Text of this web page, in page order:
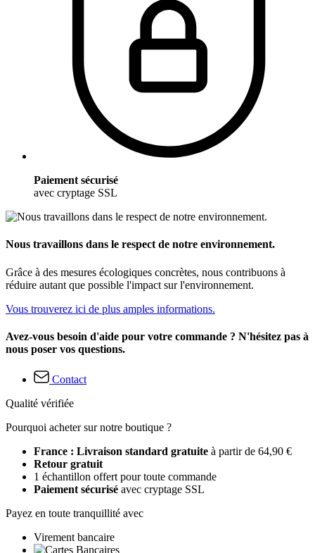
Paiement sécurisé
avec cryptage SSL
Nous travaillons dans le respect de notre environnement.
Grâce à des mesures écologiques concrètes, nous contribuons à
réduire autant que possible l'impact sur l'environnement.
Vous trouverez ici de plus amples informations.
Avez-vous besoin d'aide pour votre commande ? N'hésitez pas à
nous poser vos questions.
Contact
Qualité vérifiée
Pourquoi acheter sur notre boutique ?
France : Livraison standard gratuite à partir de 64,90 €
Retour gratuit
1 échantillon offert pour toute commande
Paiement sécurisé avec cryptage SSL
Payez en toute tranquillité avec
Virement bancaire